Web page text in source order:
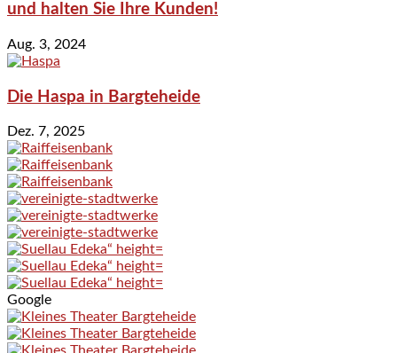
und halten Sie Ihre Kunden!
Aug. 3, 2024
Die Haspa in Bargteheide
Dez. 7, 2025
Google